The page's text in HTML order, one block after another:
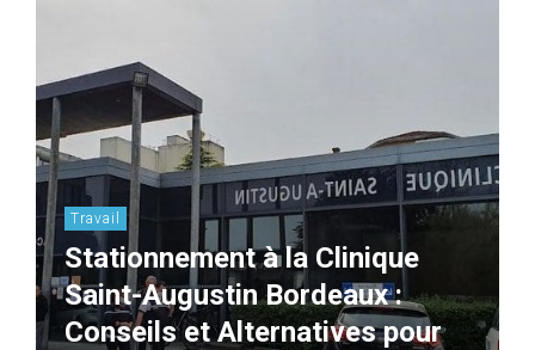
Travail
Stationnement à la Clinique
Saint-Augustin Bordeaux :
Conseils et Alternatives pour